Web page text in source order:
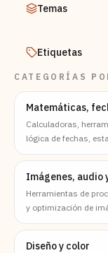
Temas
Etiquetas
CATEGORÍAS
Matemáticas,
Calculadoras,
lógica de fechas,
Imágenes, audio
Herramientas de
y optimización de
Diseño y color